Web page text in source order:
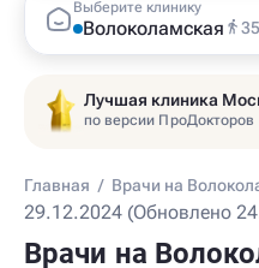
Выберите клинику
Волоколамская
Лучшая клиника
по версии ПроДокторов
Главная / Врачи на
29.12.2024 (Обновлено
Врачи на